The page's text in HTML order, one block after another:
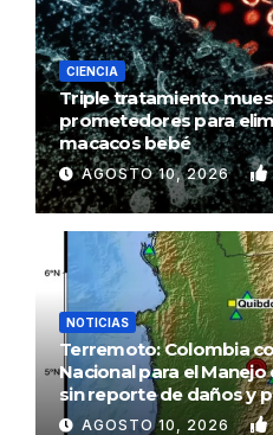
CIENCIA
Triple tratamiento
prometedores para
macacos bebé
AGOSTO 10, 2026
NOTICIAS
Terremoto: Colombia
Nacional para el
sin reporte de daños y
en alerta
AGOSTO 10, 2026